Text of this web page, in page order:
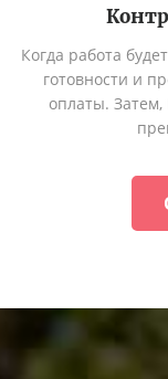
Когда работа
готовности и
оплаты. Затем,